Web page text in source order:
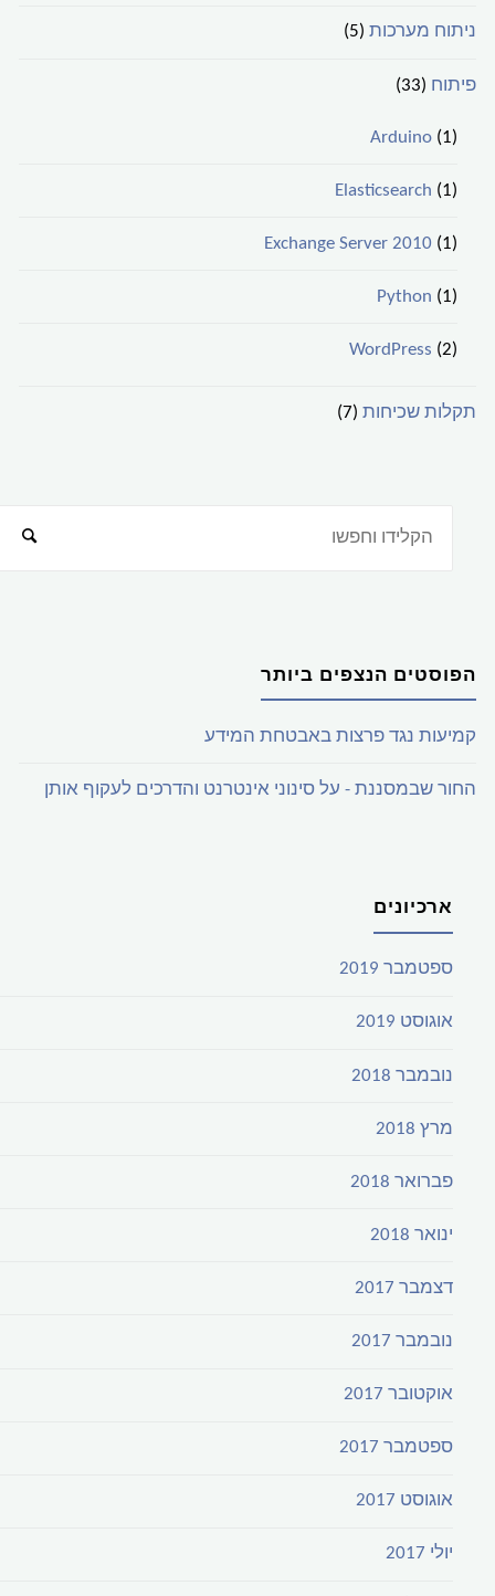
ניתוח מערכות (5)
פיתוח (33)
Arduino(1)
Elasticsearch (1)
Exchange Server 2010(1)
Python (1)
WordPress (2)
תקלות שכיחות (7)
הפוסטים הנצפים ביותר
קמיעות נגד פרצות באבטחת המידע
החור שבמסננת - על סינוני אינטרנט והדרכים לעקוף אותן
ארכיונים
ספטמבר 2019
אוגוסט 2019
נובמבר 2018
מרץ 2018
פברואר 2018
ינואר 2018
דצמבר 2017
נובמבר 2017
אוקטובר 2017
ספטמבר 2017
אוגוסט 2017
יולי 2017